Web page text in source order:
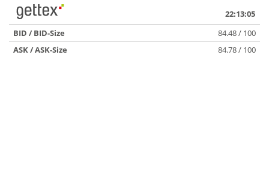
22:13:05
BID / BID-Size
84.48 / 100
ASK / ASK-Size
84.78 / 100